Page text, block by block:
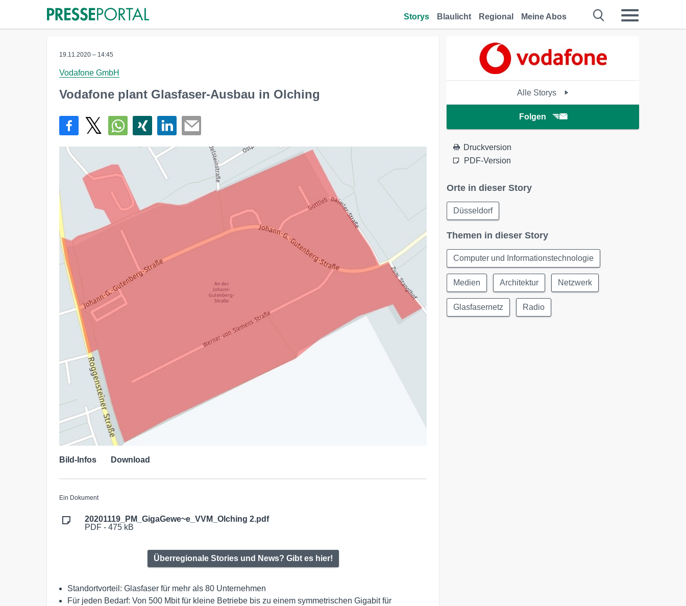
Storys Blaulicht Regional Meine Abos
19.11.2020 – 14:45
Vodafone GmbH
Vodafone plant Glasfaser-Ausbau in Olching
Bild-Infos Download
Ein Dokument
20201119_PM_GigaGewe~e_VVM_Olching 2.pdf
PDF - 475 kB
Überregionale Stories und News? Gibt es hier!
Standortvorteil: Glasfaser für mehr als 80 Unternehmen
Für jeden Bedarf: Von 500 Mbit für kleine Betriebe bis zu einem symmetrischen Gigabit für
Alle Storys
Folgen
Druckversion
PDF-Version
Orte in dieser Story
Düsseldorf
Themen in dieser Story
Computer und Informationstechnologie
Medien Architektur Netzwerk
Glasfasernetz Radio